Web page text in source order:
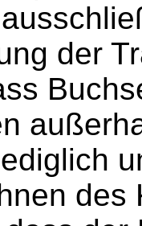
der
des